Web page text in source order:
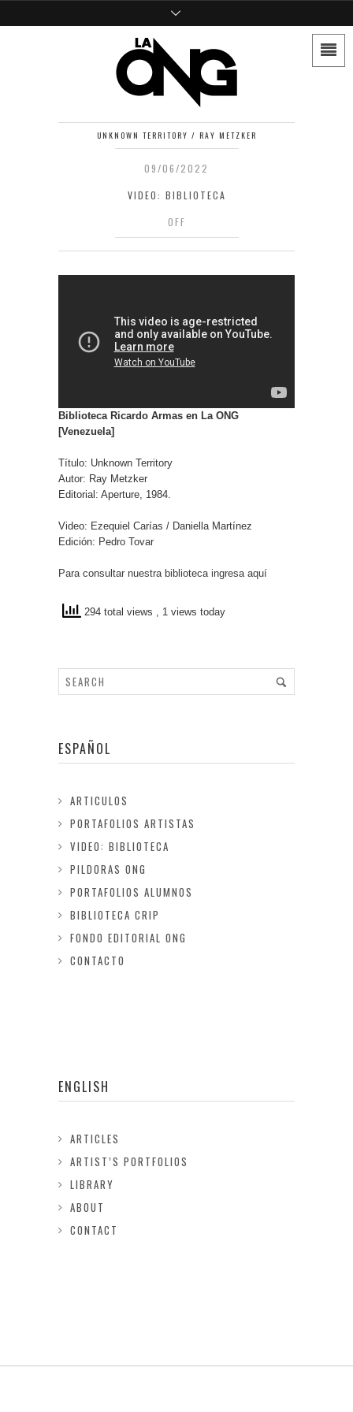
UNKNOWN TERRITORY / RAY METZKER
09/06/2022
VIDEO: BIBLIOTECA
OFF
Biblioteca Ricardo Armas en La ONG
[Venezuela]
Título: Unknown Territory
Autor: Ray Metzker
Editorial: Aperture, 1984.
Video: Ezequiel Carías / Daniella Martínez
Edición: Pedro Tovar
Para consultar nuestra biblioteca ingresa aquí
294 total views , 1 views today
ESPAÑOL
ARTICULOS
PORTAFOLIOS ARTISTAS
VIDEO: BIBLIOTECA
PILDORAS ONG
PORTAFOLIOS ALUMNOS
BIBLIOTECA CRIP
FONDO EDITORIAL ONG
CONTACTO
ENGLISH
ARTICLES
ARTIST’S PORTFOLIOS
LIBRARY
ABOUT
CONTACT